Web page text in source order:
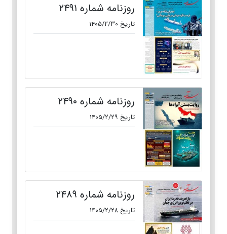
روزنامه شماره ۲۴۹۱
تاریخ ۱۴۰۵/۲/۳۰
روزنامه شماره ۲۴۹۰
تاریخ ۱۴۰۵/۲/۲۹
روزنامه شماره ۲۴۸۹
تاریخ ۱۴۰۵/۲/۲۸